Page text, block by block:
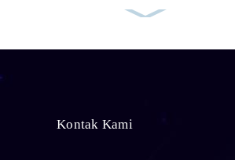
Wohler RF-220
| Alat ukur suhu dan
Test Kit | Test Kit
Kontak Kami